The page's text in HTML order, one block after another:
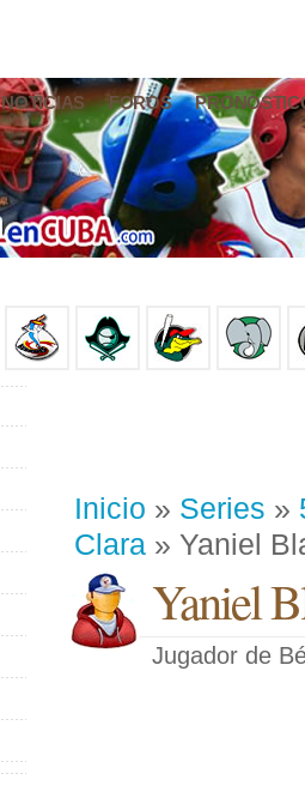
NOTICIAS FOROS
Inicio » Series »
Clara » Yaniel
Yaniel
Jugador de